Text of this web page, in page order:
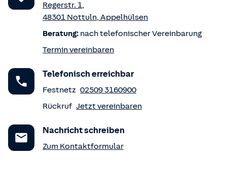
Regerstr. 1,
48301 Nottuln, Appelhülsen
Beratung: nach telefonischer Vereinbarung
Termin vereinbaren
Telefonisch erreichbar
Festnetz 02509 3160900
Rückruf Jetzt vereinbaren
Nachricht schreiben
Zum Kontaktformular